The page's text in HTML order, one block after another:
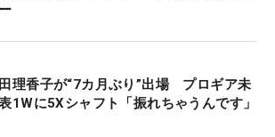
理香子が“7カ月ぶり”出場 プロギア未
1Wに5Xシャフト「振れちゃうんです」